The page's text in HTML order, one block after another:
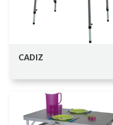
CADIZ